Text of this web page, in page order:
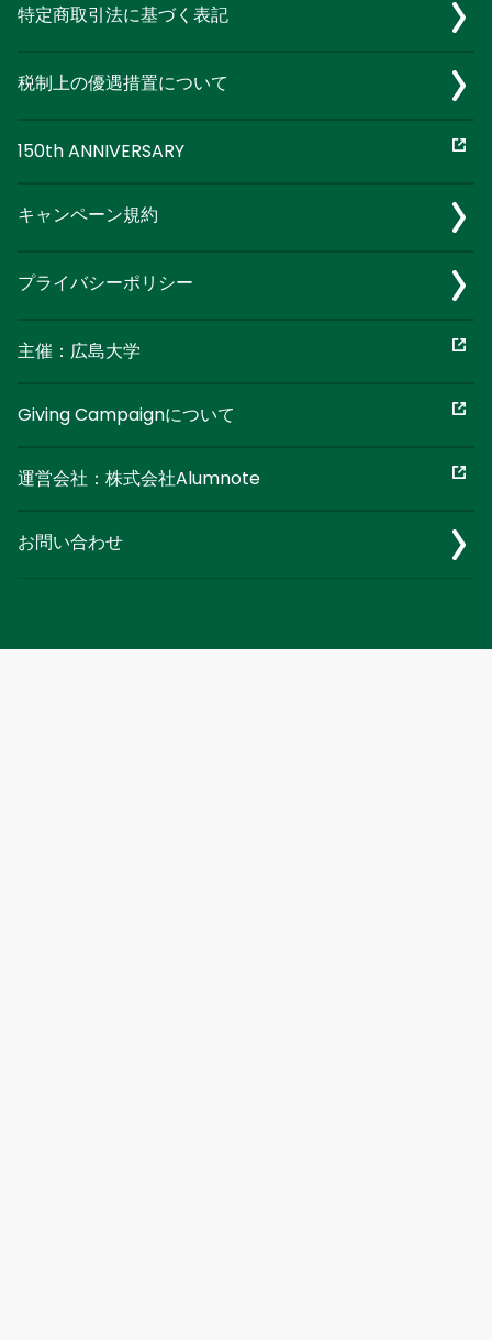
特定商取引法に基づく表記
税制上の優遇措置について
150th ANNIVERSARY
キャンペーン規約
プライバシーポリシー
主催：広島大学
Giving Campaignについて
運営会社：株式会社Alumnote
お問い合わせ